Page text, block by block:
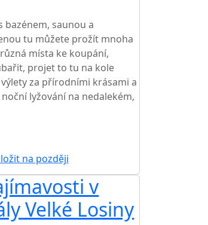
bazénem, saunou a
tu můžete prožít mnoha
místa ke koupání,
projet to tu na kole
za přírodními krásami a
lyžování na nedalekém,
na později
v
Velké Losiny